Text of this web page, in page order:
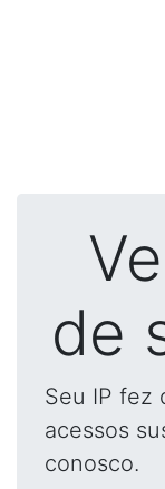
de
Seu IP fez
acessos
conosco.